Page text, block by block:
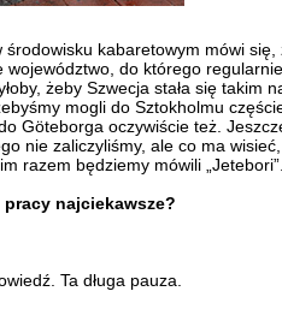
środowisku kabaretowym mówi się,
województwo, do którego
żeby Szwecja stała się takim
mogli do Sztokholmu
Göteborga oczywiście też.
nie zaliczyliśmy, ale co ma
razem będziemy mówili
pracy najciekawsze?
Ta długa pauza.